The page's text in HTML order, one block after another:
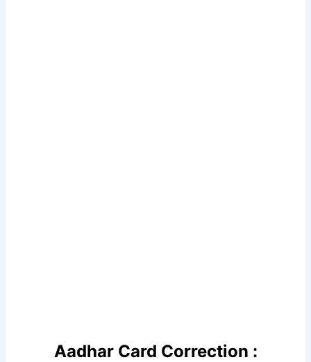
Aadhar Card Correction :